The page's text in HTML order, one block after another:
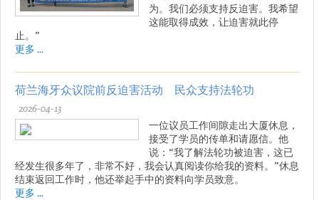
为。我们必须支持反迫害。我希望
这能取得成效，让迫害就此停
止。”
更多 ...
荷兰海牙众议院前反迫害活动 民众支持法轮功
2026-04-13
一位议员工作间隙走出大厦休息，
接受了学员的传单和请愿信。他
说：“我了解法轮功被迫害，这已
经发生很多年了，非常不好，我会认真阅读你给我的资料。”休息
结束返回工作时，他还举起手中的资料向学员致意。
更多 ...